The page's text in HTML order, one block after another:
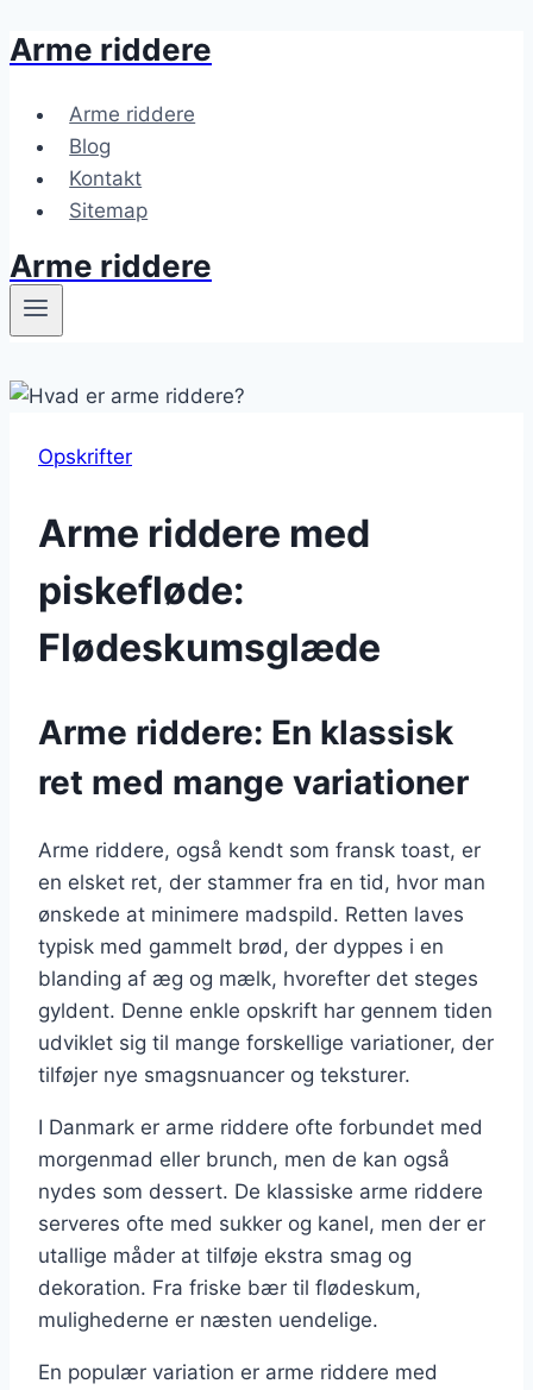
Fortsæt
indhold
Arme riddere
Arme riddere
Blog
Kontakt
Sitemap
Arme riddere
Opskrifter
Arme riddere med
piskefløde:
Flødeskumsglæde
Arme riddere: En klassisk
ret med mange variationer
Arme riddere, også kendt som fransk toast, er
en elsket ret, der stammer fra en tid, hvor man
ønskede at minimere madspild. Retten laves
typisk med gammelt brød, der dyppes i en
blanding af æg og mælk, hvorefter det steges
gyldent. Denne enkle opskrift har gennem tiden
udviklet sig til mange forskellige variationer, der
tilføjer nye smagsnuancer og teksturer.
I Danmark er arme riddere ofte forbundet med
morgenmad eller brunch, men de kan også
nydes som dessert. De klassiske arme riddere
serveres ofte med sukker og kanel, men der er
utallige måder at tilføje ekstra smag og
dekoration. Fra friske bær til flødeskum,
mulighederne er næsten uendelige.
En populær variation er arme riddere med